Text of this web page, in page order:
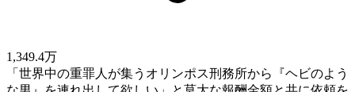
1,349.4万
「世界中の重罪人が集うオリンポス刑務所から『ヘビのよう